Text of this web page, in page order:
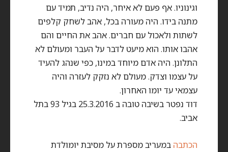
וגינוניו. אף פעם לא איחר, היה נדיב, תמיד עם
מתנה בידו. היה מעורה בכל, אהב לשחק קלפים
לשתות ולאכול עם חברים. אהב את החיים והם
אהבו אותו. הוא מיעט לדבר על העבר ומעולם לא
התלונן. היה אדם מיוחד במינו, כפי שנהג להעיד
על עצמו וצדק. מעולם לא נזקק לעזרה והיה
עצמאי עד יומו האחרון.
דוד נפטר בשיבה טובה ב 25.3.2016 בגיל 93 בתל
אביב.
הכתבהבמעריב מספרת על מסיבת יומולדת